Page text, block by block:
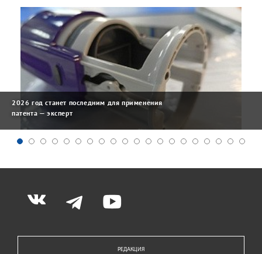
2026 год станет последним для применения
патента — эксперт
РЕДАКЦИЯ